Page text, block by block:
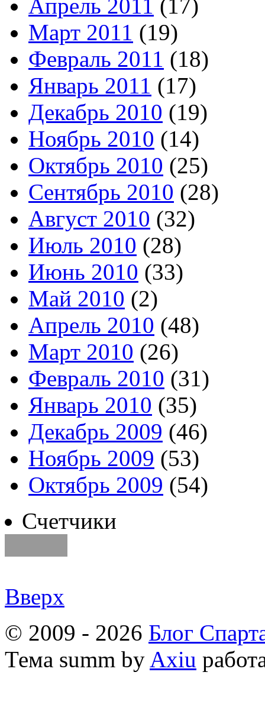
Апрель 2011 (17)
Март 2011 (19)
Февраль 2011 (18)
Январь 2011 (17)
Декабрь 2010 (19)
Ноябрь 2010 (14)
Октябрь 2010 (25)
Сентябрь 2010 (28)
Август 2010 (32)
Июль 2010 (28)
Июнь 2010 (33)
Май 2010 (2)
Апрель 2010 (48)
Март 2010 (26)
Февраль 2010 (31)
Январь 2010 (35)
Декабрь 2009 (46)
Ноябрь 2009 (53)
Октябрь 2009 (54)
Счетчики
Вверх
© 2009 - 2026 Блог
Тема summ by Axiu